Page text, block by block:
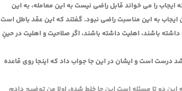
را می خواند قابل راضی نیست به این معامله، به این
به این مناسبت راضی نبود. گفتند که این عقد باطل است
باشند، اهلیت داشته باشند، اگر صلاحیت و اهلیت در حینِ
درست است و ایشان در این جا جواب داد که اینجا روی قاعده